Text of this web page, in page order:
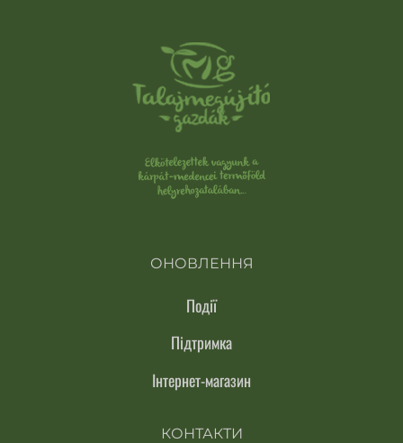
ОНОВЛЕННЯ
Події
Підтримка
Інтернет-магазин
КОНТАКТИ